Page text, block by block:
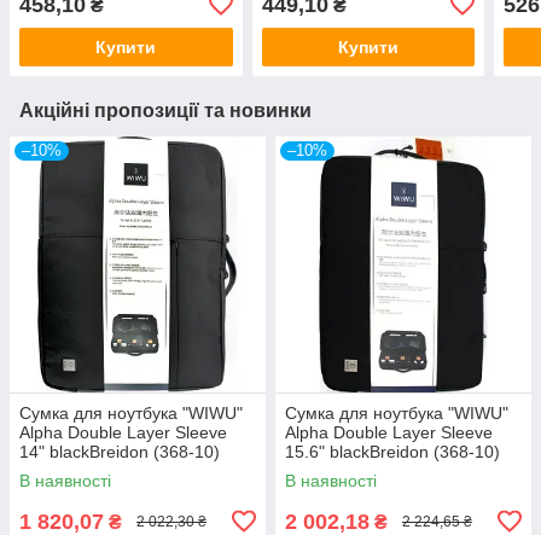
₴
Купити
₴
Купити
Акційні пропозиції та новинки
–10%
Сумка для ноутбука "WIWU"
Alpha Double Layer Sleeve
14" blackBreidon (368-10)
В наявності
1 820,07 ₴ 2 022,30 ₴
–10%
Сумка для ноутбука "WIWU"
Alpha Double Layer Sleeve
15.6" blackBreidon (368-10)
В наявності
2 002,18 ₴ 2 224,65 ₴